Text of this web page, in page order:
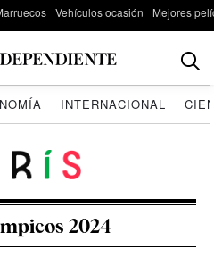
Vehículos ocasión Mejores
INTERNACIONAL
2024